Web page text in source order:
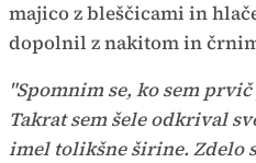
majico z bleščicami in
dopolnil z nakitom in
"Spomnim se, ko sem
Takrat sem šele odkrival
imel tolikšne širine. Zdelo